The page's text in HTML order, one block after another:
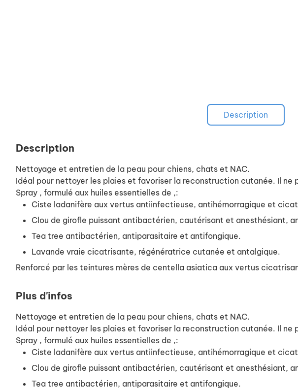
Description
Description
Nettoyage et entretien de la peau pour chiens, chats et NAC.
Idéal pour nettoyer les plaies et favoriser la reconstruction cutanée. Il
Spray , formulé aux huiles essentielles de ,:
Ciste ladanifère aux vertus antiinfectieuse, antihémorragique et
Clou de girofle puissant antibactérien, cautérisant et anesthésiant,
Tea tree antibactérien, antiparasitaire et antifongique.
Lavande vraie cicatrisante, régénératrice cutanée et antalgique.
Renforcé par les teintures mères de centella asiatica aux vertus
Plus d'infos
Nettoyage et entretien de la peau pour chiens, chats et NAC.
Idéal pour nettoyer les plaies et favoriser la reconstruction cutanée. Il
Spray , formulé aux huiles essentielles de ,:
Ciste ladanifère aux vertus antiinfectieuse, antihémorragique et
Clou de girofle puissant antibactérien, cautérisant et anesthésiant,
Tea tree antibactérien, antiparasitaire et antifongique.